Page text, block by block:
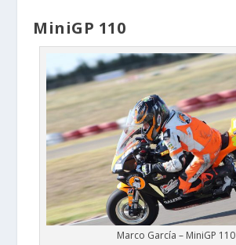
MiniGP 110
Marco García – MiniGP 110